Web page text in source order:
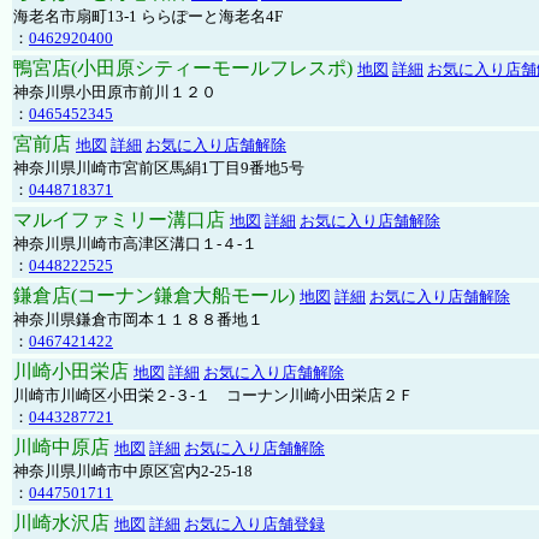
海老名市扇町13-1 ららぽーと海老名4F
： 0462920400
鴨宮店(小田原シティーモールフレスポ) 地図 詳細 お気に入り店
神奈川県小田原市前川１２０
： 0465452345
宮前店 地図 詳細 お気に入り店舗解除
神奈川県川崎市宮前区馬絹1丁目9番地5号
： 0448718371
マルイファミリー溝口店 地図 詳細 お気に入り店舗解除
神奈川県川崎市高津区溝口１-４-１
： 0448222525
鎌倉店(コーナン鎌倉大船モール) 地図 詳細 お気に入り店舗解除
神奈川県鎌倉市岡本１１８８番地１
： 0467421422
川崎小田栄店 地図 詳細 お気に入り店舗解除
川崎市川崎区小田栄２‐３‐１ コーナン川崎小田栄店２Ｆ
： 0443287721
川崎中原店 地図 詳細 お気に入り店舗解除
神奈川県川崎市中原区宮内2-25-18
： 0447501711
川崎水沢店 地図 詳細 お気に入り店舗登録